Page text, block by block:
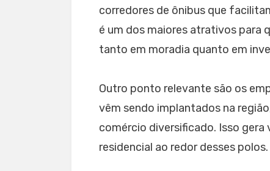
corredores de ônibus que
é um dos maiores atrativos para
tanto em moradia quanto em
Outro ponto relevante são os
vêm sendo implantados na
comércio diversificado. Isso
residencial ao redor desses polos.